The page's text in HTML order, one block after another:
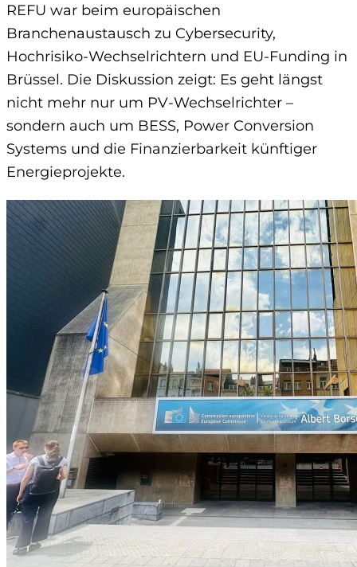
REFU war beim europäischen
Branchenaustausch zu Cybersecurity,
Hochrisiko-Wechselrichtern und EU-Funding in
Brüssel. Die Diskussion zeigt: Es geht längst
nicht mehr nur um PV-Wechselrichter –
sondern auch um BESS, Power Conversion
Systems und die Finanzierbarkeit künftiger
Energieprojekte.